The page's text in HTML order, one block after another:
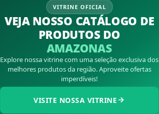
VITRINE OFICIAL
VEJA NOSSO CATÁLOGO DE
PRODUTOS DO
AMAZONAS
Explore nossa vitrine com uma seleção exclusiva dos
melhores produtos da região. Aproveite ofertas
imperdíveis!
VISITE NOSSA VITRINE